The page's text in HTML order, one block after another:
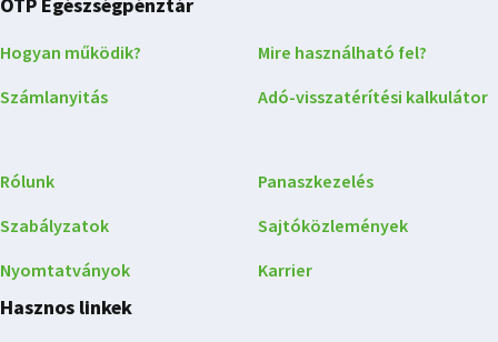
OTP Egészségpénztár
Hogyan működik?
Számlanyitás
Mire használható fel?
Adó-visszatérítési kalkulátor
Rólunk
Szabályzatok
Nyomtatványok
Panaszkezelés
Sajtóközlemények
Karrier
Hasznos linkek